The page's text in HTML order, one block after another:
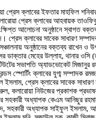
প্রেস ক্লাবের ইফতার মাহফিল
প্রেস ক্লাবের আহবায়ক
আলোচনা অনুষ্ঠানে স্বাগত
প্রেস ক্লাবের সাবেক সাধারণ
অনুষ্ঠানের বক্তব্য রাখেন ও
ডাক্তার মেহের উল্লাহ, থানার
সভাপতি অ্যাডভোকেট মিজানুর
স্পোর্টিং ক্লাবের যুগ্ম সম্পাদক
ইসলাম, প্রেস ক্লাবের সাবেক
কলারোয়া নিউজের প্রকাশক
সহকারী অধ্যাপক কেএম আনিছুর
সহকারী অধ্যাপক সাইফুল ইসলাম,